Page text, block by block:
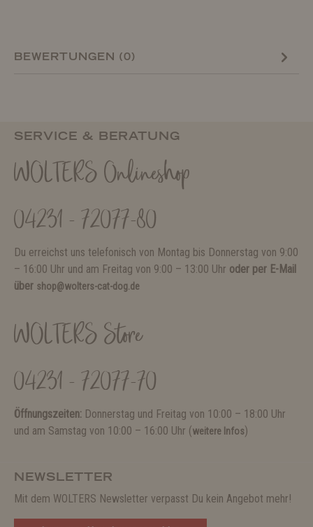
BEWERTUNGEN (0)
SERVICE & BERATUNG
WOLTERS Onlineshop
04231 - 72077-80
Du erreichst uns telefonisch von Montag bis Donnerstag von 9:00
– 16:00 Uhr und am Freitag von 9:00 – 13:00 Uhr oder per E-Mail
über shop@wolters-cat-dog.de
WOLTERS Store
04231 - 72077-70
Öffnungszeiten: Donnerstag und Freitag von 10:00 – 18:00 Uhr
und am Samstag von 10:00 – 16:00 Uhr (weitere Infos)
NEWSLETTER
Mit dem WOLTERS Newsletter verpasst Du kein Angebot mehr!